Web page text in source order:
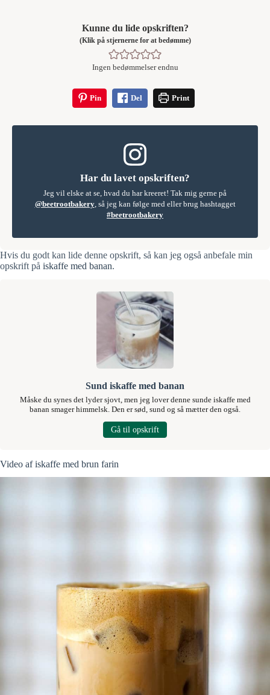
Kunne du lide opskriften?
(Klik på stjernerne for at bedømme)
Ingen bedømmelser endnu
Pin Del Print
Har du lavet opskriften?
Jeg vil elske at se, hvad du har kreeret! Tak mig gerne på
@beetrootbakery, så jeg kan følge med eller brug hashtagget
#beetrootbakery
Hvis du godt kan lide denne opskrift, så kan jeg også anbefale min
opskrift på iskaffe med banan.
Sund iskaffe med banan
Måske du synes det lyder sjovt, men jeg lover denne sunde iskaffe med
banan smager himmelsk. Den er sød, sund og så mætter den også.
Gå til opskrift
Video af iskaffe med brun farin